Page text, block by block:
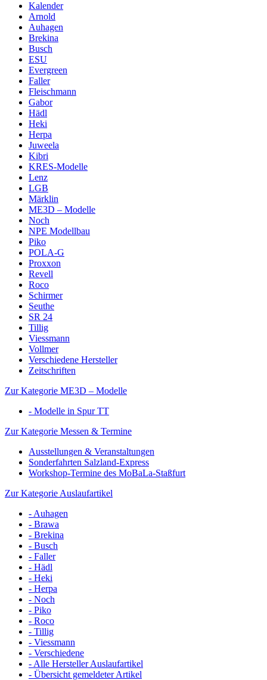
Kalender
Arnold
Auhagen
Brekina
Busch
ESU
Evergreen
Faller
Fleischmann
Gabor
Hädl
Heki
Herpa
Juweela
Kibri
KRES-Modelle
Lenz
LGB
Märklin
ME3D – Modelle
Noch
NPE Modellbau
Piko
POLA-G
Proxxon
Revell
Roco
Schirmer
Seuthe
SR 24
Tillig
Viessmann
Vollmer
Verschiedene Hersteller
Zeitschriften
Zur Kategorie ME3D – Modelle
- Modelle in Spur TT
Zur Kategorie Messen & Termine
Ausstellungen & Veranstaltungen
Sonderfahrten Salzland-Express
Workshop-Termine des MoBaLa-Staßfurt
Zur Kategorie Auslaufartikel
- Auhagen
- Brawa
- Brekina
- Busch
- Faller
- Hädl
- Heki
- Herpa
- Noch
- Piko
- Roco
- Tillig
- Viessmann
- Verschiedene
- Alle Hersteller Auslaufartikel
- Übersicht gemeldeter Artikel